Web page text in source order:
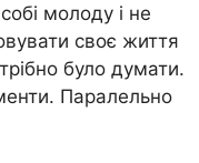
молоду і не
своє життя
було думати.
Паралельно